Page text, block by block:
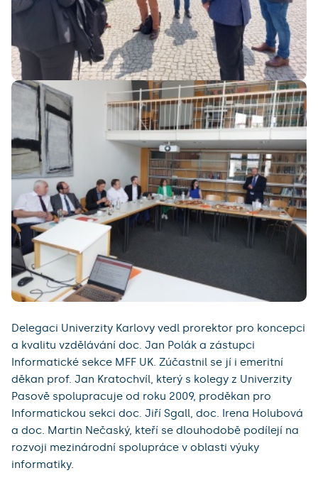
Delegaci Univerzity Karlovy vedl prorektor pro koncepci
a kvalitu vzdělávání doc. Jan Polák a zástupci
Informatické sekce MFF UK. Zúčastnil se jí i emeritní
děkan prof. Jan Kratochvíl, který s kolegy z Univerzity
Pasově spolupracuje od roku 2009, proděkan pro
Informatickou sekci doc. Jiří Sgall, doc. Irena Holubová
a doc. Martin Nečaský, kteří se dlouhodobě podílejí na
rozvoji mezinárodní spolupráce v oblasti výuky
informatiky.